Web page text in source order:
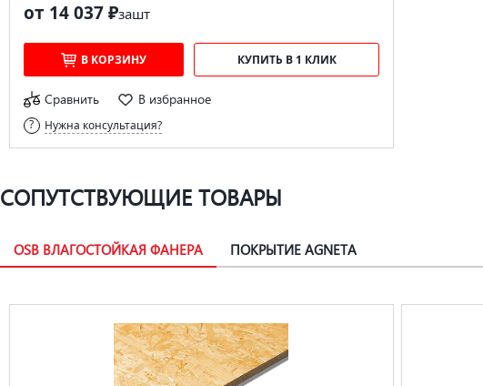
от 14 037 ₽зашт
В КОРЗИНУ КУПИТЬ В 1 КЛИК
Сравнить В избранное
Нужна консультация?
СОПУТСТВУЮЩИЕ ТОВАРЫ
OSB ВЛАГОСТОЙКАЯ ФАНЕРА ПОКРЫТИЕ AGNETA